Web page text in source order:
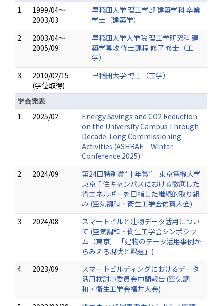
1.
1999/04～
2003/03
早稲田大学 理工学部 建築学科 卒業
学士（建築学）
2.
2003/04～
2005/09
早稲田大学大学院 理工学研究科 建
築学専攻 修士課程 修了 修士（工
学）
3.
2010/02/15
(学位取得)
早稲田大学 博士（工学）
学会発表
1.
2025/02
Energy Savings and CO2 Reduction
on the University Campus Through
Decade-Long Commissioning
Activities (ASHRAE Winter
Conference 2025)
2.
2024/09
第24回特別賞“十年賞” 東京電機大学
東京千住キャンパスにおける徹底した
省エネルギーを目指した継続的取り組
み (空気調和・衛生工学会佐賀大会)
3.
2024/08
スマートビルと建物データ活用につい
て (空気調和・衛生工学会シンポジウ
ム（東京） 「建物のデータ活用事例か
らみえる現状と課題」)
4.
2023/09
スマートビルディングにおけるデータ
活用検討小委員会中間報告 (空気調
和・衛生工学会福井大会)